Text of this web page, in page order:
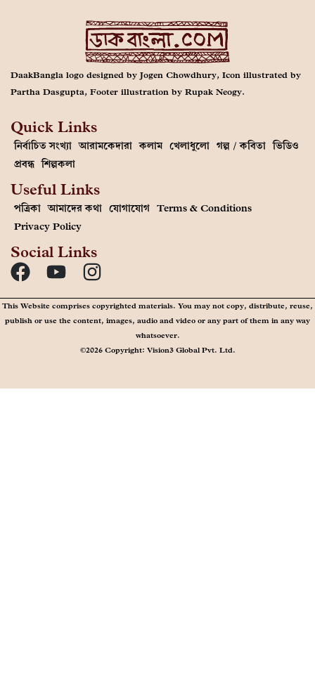
DaakBangla logo designed by Jogen Chowdhury, Icon illustrated by
Partha Dasgupta, Footer illustration by Rupak Neogy.
Quick Links
নির্বাচিত সংখ্যা আরামকেদারা কলাম খেলাধুলো গল্প / কবিতা ভিডিও
প্রবন্ধ শিল্পকলা
Useful Links
পত্রিকা আমাদের কথা যোগাযোগ Terms & Conditions
Privacy Policy
Social Links
This Website comprises copyrighted materials. You may not copy, distribute, reuse,
publish or use the content, images, audio and video or any part of them in any way
whatsoever.
©2026 Copyright: Vision3 Global Pvt. Ltd.